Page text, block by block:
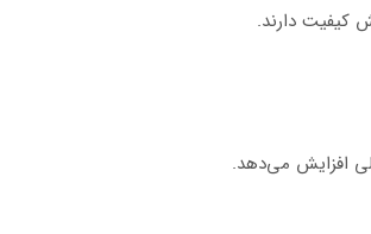
افزایش می‌دهد.